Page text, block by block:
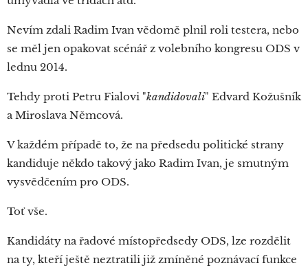
Nevím zdali Radim Ivan vědomě plnil roli testera, nebo
se měl jen opakovat scénář z volebního kongresu ODS v
lednu 2014.
Tehdy proti Petru Fialovi "kandidovali" Edvard Kožušník
a Miroslava Němcová.
V každém případě to, že na předsedu politické strany
kandiduje někdo takový jako Radim Ivan, je smutným
vysvědčením pro ODS.
Toť vše.
Kandidáty na řadové místopředsedy ODS, lze rozdělit
na ty, kteří ještě neztratili již zmíněné poznávací funkce